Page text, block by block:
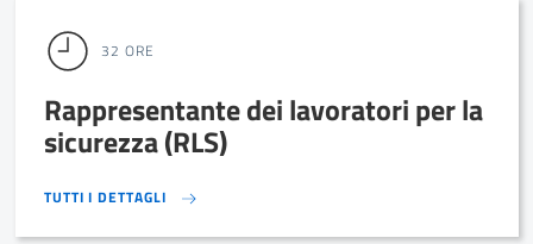
32 ORE
Rappresentante dei lavoratori per la
sicurezza (RLS)
TUTTI I DETTAGLI TUTTI I DETTAGLI